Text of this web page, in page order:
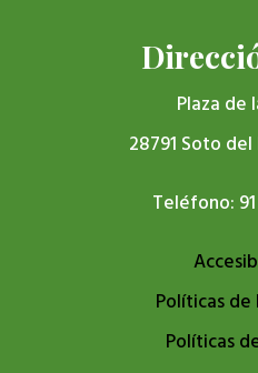
Plaza de
28791 Soto
Teléfono:
Políticas de
Políticas